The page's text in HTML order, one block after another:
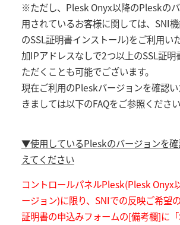
※ただし、Plesk Onyx以降のPleskの
用されているお客様に関しては、SNI
のSSL証明書インストール)をご利用い
加IPアドレスなしで2つ以上のSSL証明
ただくことも可能でございます。
現在ご利用のPleskバージョンを確認
きましては以下のFAQをご参照ください
▼使用しているPleskのバージョンを
えてください
コントロールパネルPlesk(Plesk Onyx
ージョン)に限り、SNIでの反映ご希望
証明書の申込みフォームの[備考欄]に「